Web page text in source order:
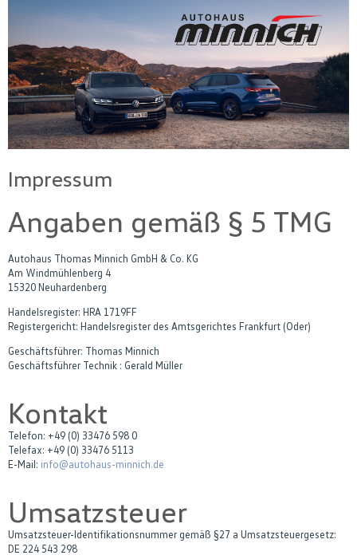
Impressum
Angaben gemäß § 5 TMG
Autohaus Thomas Minnich GmbH & Co. KG
Am Windmühlenberg 4
15320 Neuhardenberg
Handelsregister: HRA 1719FF
Registergericht: Handelsregister des Amtsgerichtes Frankfurt (Oder)
Geschäftsführer: Thomas Minnich
Geschäftsführer Technik : Gerald Müller
Kontakt
Telefon: +49 (0) 33476 598 0
Telefax: +49 (0) 33476 5113
E-Mail: info@autohaus-minnich.de
Umsatzsteuer
Umsatzsteuer-Identifikationsnummer gemäß §27 a Umsatzsteuergesetz:
DE 224 543 298